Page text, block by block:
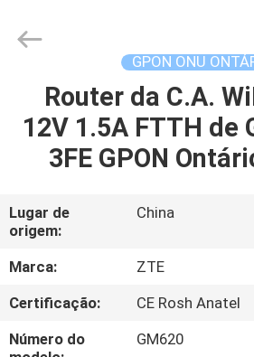
CASA
PRODUTOS
SOBRE
NÓS
EXCURSÃO
DA
LIMITED.
GPON ONU
Router da C.A.
12V 1.5A FTTH de
3FE GPON
Lugar de
origem:
China
Marca:
ZTE
Certificação:
CE Rosh Anatel
Número do
GM620